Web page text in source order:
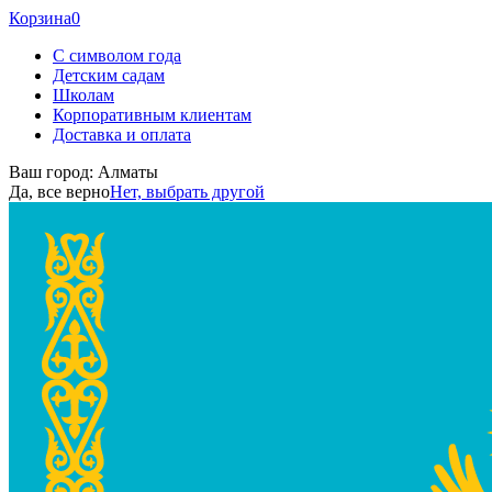
Корзина0
С символом года
Детским садам
Школам
Корпоративным клиентам
Доставка и оплата
Ваш город: Алматы
Да, все верноНет, выбрать другой